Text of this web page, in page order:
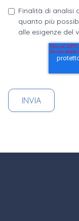
Finalità di analisi
quanto più
alle esigenze del